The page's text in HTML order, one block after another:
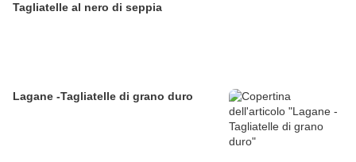
Tagliatelle al nero di seppia
Lagane -Tagliatelle di grano duro